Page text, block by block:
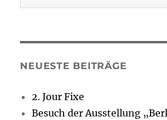
nach:
NEUESTE BEITRÄGE
2. Jour Fixe
Besuch der Ausstellung